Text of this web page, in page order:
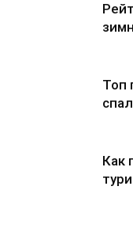
Топ
Как